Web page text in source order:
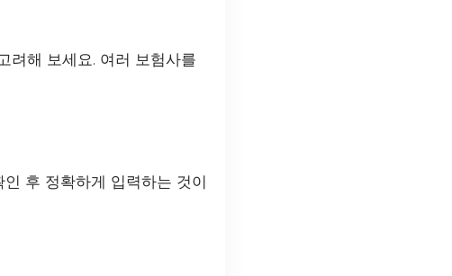
려해 보세요. 여러 보험사를
후 정확하게 입력하는 것이